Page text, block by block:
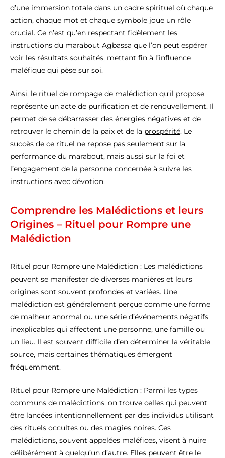
d’une immersion totale dans un cadre spirituel où chaque
action, chaque mot et chaque symbole joue un rôle
crucial. Ce n’est qu’en respectant fidèlement les
instructions du marabout Agbassa que l’on peut espérer
voir les résultats souhaités, mettant fin à l’influence
maléfique qui pèse sur soi.
Ainsi, le rituel de rompage de malédiction qu’il propose
représente un acte de purification et de renouvellement. Il
permet de se débarrasser des énergies négatives et de
retrouver le chemin de la paix et de la prospérité. Le
succès de ce rituel ne repose pas seulement sur la
performance du marabout, mais aussi sur la foi et
l’engagement de la personne concernée à suivre les
instructions avec dévotion.
Comprendre les Malédictions et leurs
Origines – Rituel pour Rompre une
Malédiction
Rituel pour Rompre une Malédiction : Les malédictions
peuvent se manifester de diverses manières et leurs
origines sont souvent profondes et variées. Une
malédiction est généralement perçue comme une forme
de malheur anormal ou une série d’événements négatifs
inexplicables qui affectent une personne, une famille ou
un lieu. Il est souvent difficile d’en déterminer la véritable
source, mais certaines thématiques émergent
fréquemment.
Rituel pour Rompre une Malédiction : Parmi les types
communs de malédictions, on trouve celles qui peuvent
être lancées intentionnellement par des individus utilisant
des rituels occultes ou des magies noires. Ces
malédictions, souvent appelées maléfices, visent à nuire
délibérément à quelqu’un d’autre. Elles peuvent être le